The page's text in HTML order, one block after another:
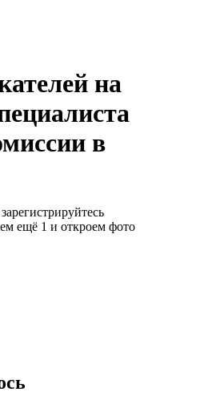
на
в
ещё 1 и откроем фото